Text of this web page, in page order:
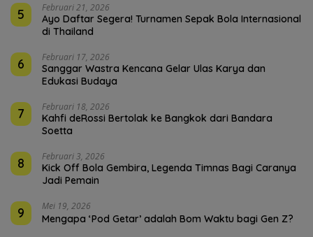
5 Februari 21, 2026
Ayo Daftar Segera! Turnamen Sepak Bola Internasional
di Thailand
6 Februari 17, 2026
Sanggar Wastra Kencana Gelar Ulas Karya dan
Edukasi Budaya
7 Februari 18, 2026
Kahfi deRossi Bertolak ke Bangkok dari Bandara
Soetta
8 Februari 3, 2026
Kick Off Bola Gembira, Legenda Timnas Bagi Caranya
Jadi Pemain
9 Mei 19, 2026
Mengapa ‘Pod Getar’ adalah Bom Waktu bagi Gen Z?